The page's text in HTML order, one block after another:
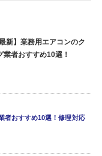
新】業務用エアコンのク
業者おすすめ10選！
者おすすめ10選！修理対応